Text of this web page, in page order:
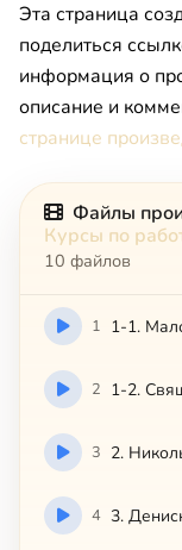
Эта страница
поделиться
информация о
описание и
странице
Файлы
Курсы по
10 файлов
1
2
3
4